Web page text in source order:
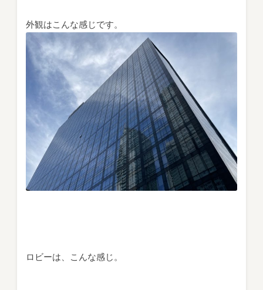
外観はこんな感じです。
ロビーは、こんな感じ。